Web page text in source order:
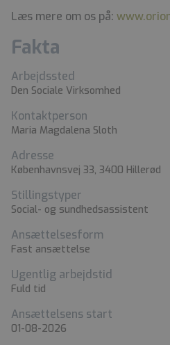
Læs mere om os på:
Fakta
Arbejdssted
Den Sociale Virksomhed
Kontaktperson
Maria Magdalena Sloth
Adresse
Københavnsvej 33, 3400 Hillerød
Stillingstyper
Social- og sundhedsassistent
Ansættelsesform
Fast ansættelse
Ugentlig arbejdstid
Fuld tid
Ansættelsens start
01-08-2026